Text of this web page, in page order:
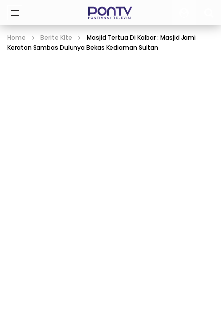
Home Berite Kite
Masjid Tertua Di Kalbar : Masjid Jami
Keraton Sambas Dulunya Bekas Kediaman Sultan